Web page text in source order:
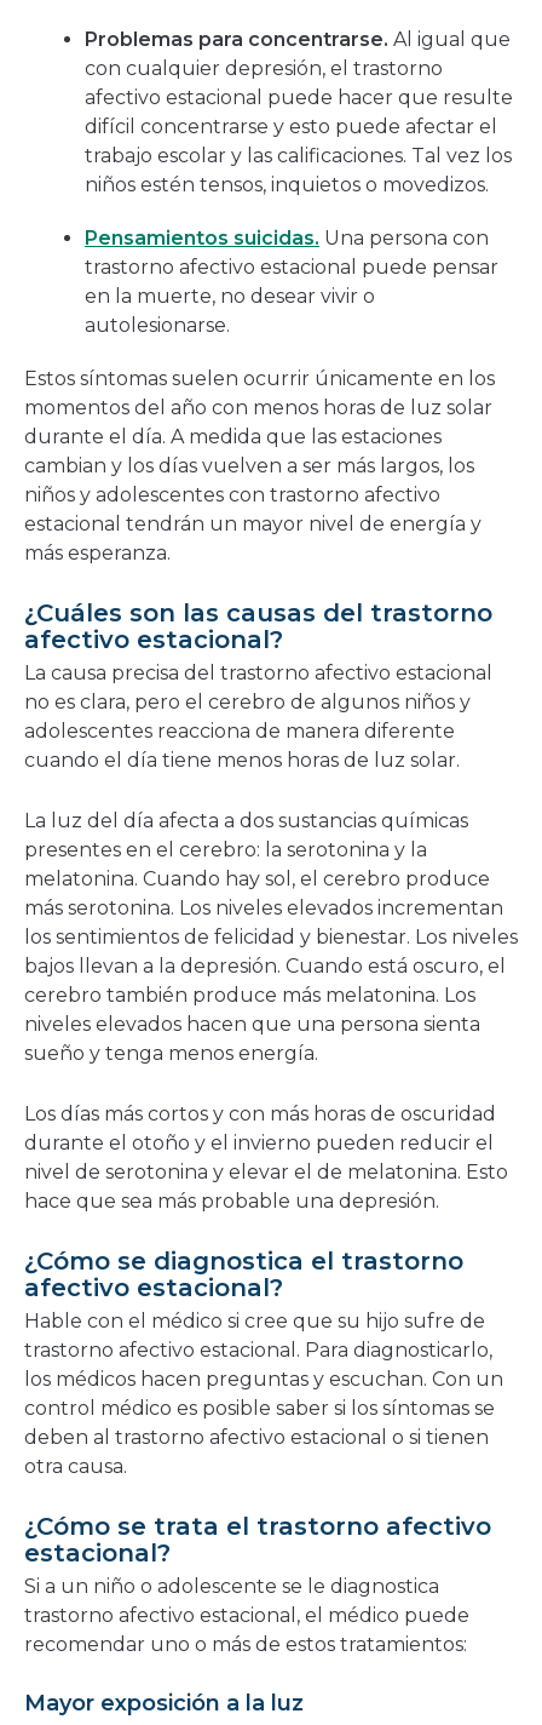
Problemas para concentrarse. Al igual que
con cualquier depresión, el trastorno
afectivo estacional puede hacer que resulte
difícil concentrarse y esto puede afectar el
trabajo escolar y las calificaciones. Tal vez los
niños estén tensos, inquietos o movedizos.
Pensamientos suicidas. Una persona con
trastorno afectivo estacional puede pensar
en la muerte, no desear vivir o
autolesionarse.
Estos síntomas suelen ocurrir únicamente en los
momentos del año con menos horas de luz solar
durante el día. A medida que las estaciones
cambian y los días vuelven a ser más largos, los
niños y adolescentes con trastorno afectivo
estacional tendrán un mayor nivel de energía y
más esperanza.
¿Cuáles son las causas del trastorno
afectivo estacional?
La causa precisa del trastorno afectivo estacional
no es clara, pero el cerebro de algunos niños y
adolescentes reacciona de manera diferente
cuando el día tiene menos horas de luz solar.
La luz del día afecta a dos sustancias químicas
presentes en el cerebro: la serotonina y la
melatonina. Cuando hay sol, el cerebro produce
más serotonina. Los niveles elevados incrementan
los sentimientos de felicidad y bienestar. Los niveles
bajos llevan a la depresión. Cuando está oscuro, el
cerebro también produce más melatonina. Los
niveles elevados hacen que una persona sienta
sueño y tenga menos energía.
Los días más cortos y con más horas de oscuridad
durante el otoño y el invierno pueden reducir el
nivel de serotonina y elevar el de melatonina. Esto
hace que sea más probable una depresión.
¿Cómo se diagnostica el trastorno
afectivo estacional?
Hable con el médico si cree que su hijo sufre de
trastorno afectivo estacional. Para diagnosticarlo,
los médicos hacen preguntas y escuchan. Con un
control médico es posible saber si los síntomas se
deben al trastorno afectivo estacional o si tienen
otra causa.
¿Cómo se trata el trastorno afectivo
estacional?
Si a un niño o adolescente se le diagnostica
trastorno afectivo estacional, el médico puede
recomendar uno o más de estos tratamientos:
Mayor exposición a la luz